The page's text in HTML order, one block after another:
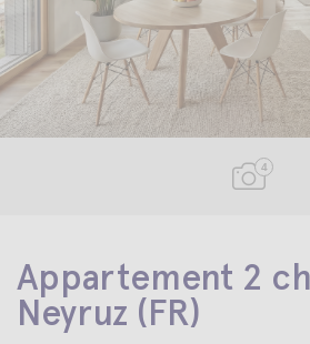
4
Appartement 2
Neyruz (FR)